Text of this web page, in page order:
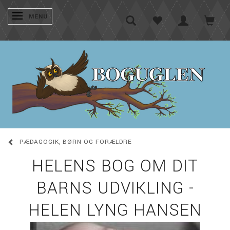
SKIFTE NAVIGATION
MENU
PÆDAGOGIK, BØRN OG FORÆLDRE
HELENS BOG OM DIT
BARNS UDVIKLING -
HELEN LYNG HANSEN